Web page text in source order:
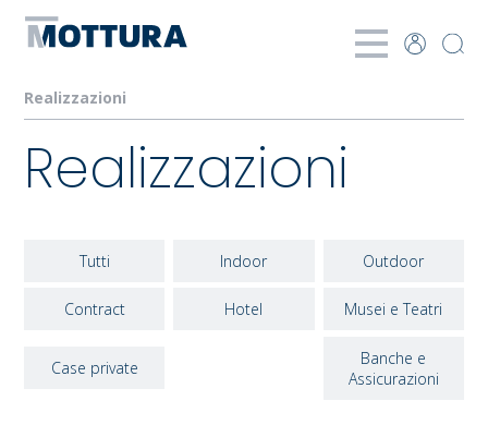
Realizzazioni
Realizzazioni
Tutti Indoor Outdoor
Contract Hotel Musei e Teatri
Case private
Banche e
Assicurazioni